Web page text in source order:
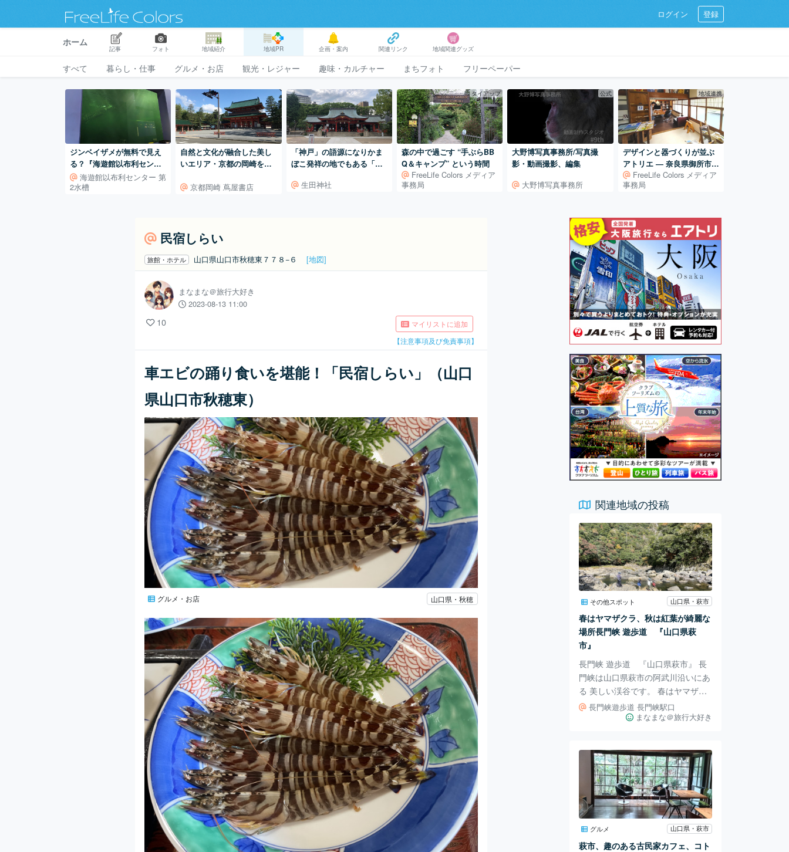
ログイン 登録
ホーム
記事 フォト 地域紹介 地域PR 企画・案内 関連リンク 地域関連グッズ
すべて 暮らし・仕事 グルメ・お店 観光・レジャー 趣味・カルチャー まちフォト フリーペーパー
ジンベイザメが無料で見え
る？『海遊館以布利センタ
ー 第2水槽』
海遊館以布利センター 第
2水槽
自然と文化が融合した美し
いエリア・京都の岡崎を楽
京都岡崎 蔦屋書店
「神戸」の語源になりかま
ぼこ発祥の地でもある「生
生田神社
タイアップ
森の中で過ごす “手ぶらBB
Q＆キャンプ” という時間
FreeLife Colors メディア
事務局
公式
大野博写真事務所/写真撮
影・動画撮影、編集
大野博写真事務所
地域連携
デザインと器づくりが並ぶ
アトリエ ― 奈良県御所市の
古民家での活動
FreeLife Colors メディア
事務局
民宿しらい
旅館・ホテル 山口県山口市秋穂東７７８−６ [地図]
まなまな＠旅行大好き
2023-08-13 11:00
10
マイリストに追加
【注意事項及び免責事項】
車エビの踊り食いを堪能！「民宿しらい」（山口
県山口市秋穂東）
グルメ・お店 山口県・秋穂
関連地域の投稿
その他スポット 山口県・萩市
春はヤマザクラ、秋は紅葉が綺麗な
場所長門峡 遊歩道 『山口県萩
市』
長門峡 遊歩道 『山口県萩市』 長
門峡は山口県萩市の阿武川沿いにあ
る 美しい渓谷です。 春はヤマザク
ラ、秋は紅葉が綺麗な場所で 四季
折々の変化を楽しむことが出来ま
歩道があるのですがそこを歩いて散
策しました。 川も綺麗でリフレッ
シュ出来ました。 起点の道の駅の
「長門峡」にはレストランなどもあ
り 阿東町の特産の牛や徳佐りんご
も売っているので楽しめますよ。
〒758-0141 山口県萩市川上
長門峡遊歩道 長門峡駅口
まなまな＠旅行大好き
グルメ 山口県・萩市
萩市、趣のある古民家カフェ、コト